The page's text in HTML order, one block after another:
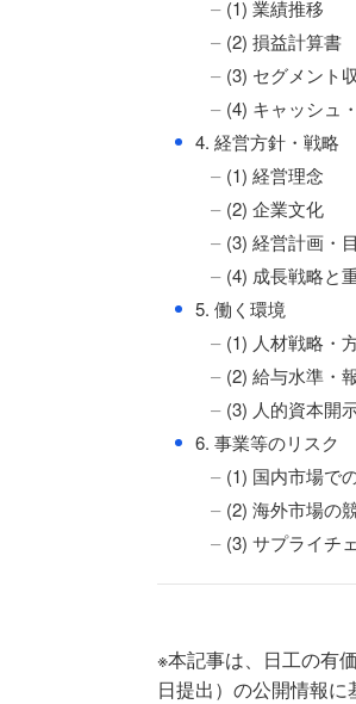
(1) 業績推移
(2) 損益計算書
(3) セグメント
(4) キャッシュ
● 4. 経営方針・戦略
(1) 経営理念
(2) 企業文化
(3) 経営計画・
(4) 成長戦略と
● 5. 働く環境
(1) 人材戦略・
(2) 給与水準・
(3) 人的資本開
● 6. 事業等のリスク
(1) 国内市場で
(2) 海外市場の
(3) サプライチ
※本記事は、日工の有
日提出）の公開情報に